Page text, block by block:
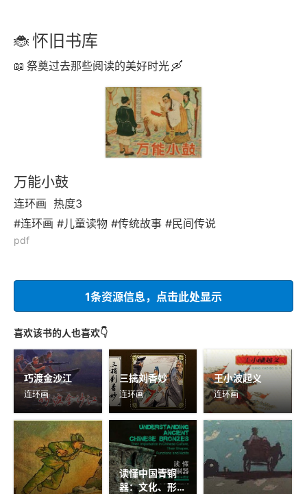
怀旧书库
祭奠过去那些阅读的美好时光
万能小鼓
连环画 热度3
#连环画 #儿童读物 #传统故事 #民间传说
pdf
1条资源信息，点击此处显示
喜欢该书的人也喜欢👇
巧渡金沙江
连环画
三擒刘香妙
连环画
王小波起义
连环画
读懂中国青铜
器：文化、形